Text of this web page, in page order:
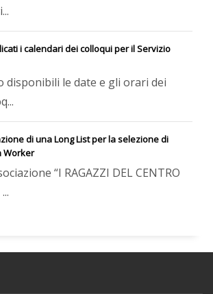
i calendari dei colloqui per il Servizio
disponibili le date e gli orari dei
di una Long List per la selezione di
Worker
“I RAGAZZI DEL CENTRO